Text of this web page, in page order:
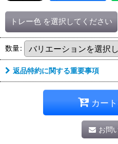
トレー色 を選択してください
数量:
返品特約に関する重要事項
カー
お問